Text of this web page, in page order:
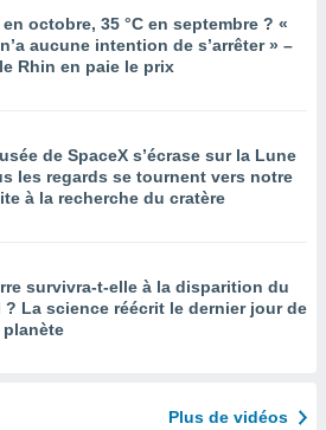
en octobre, 35 °C en septembre ? «
n’a aucune intention de s’arrêter » –
Rhin en paie le prix
de SpaceX s’écrase sur la Lune
les regards se tournent vers notre
à la recherche du cratère
survivra-t-elle à la disparition du
? La science réécrit le dernier jour de
planète
Plus de vidéos